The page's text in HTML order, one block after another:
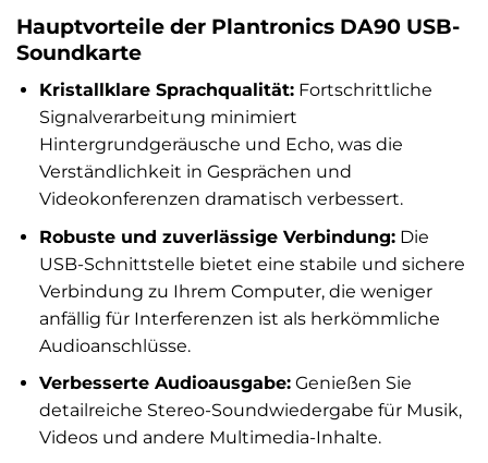
Hauptvorteile der Plantronics DA90 USB-
Soundkarte
Kristallklare Sprachqualität:Fortschrittliche
Signalverarbeitung minimiert
Hintergrundgeräusche und Echo, was die
Verständlichkeit in Gesprächen und
Videokonferenzen dramatisch verbessert.
Robuste und zuverlässige Verbindung:Die
USB-Schnittstelle bietet eine stabile und sichere
Verbindung zu Ihrem Computer, die weniger
anfällig für Interferenzen ist als herkömmliche
Audioanschlüsse.
Verbesserte Audioausgabe:Genießen Sie
detailreiche Stereo-Soundwiedergabe für Musik,
Videos und andere Multimedia-Inhalte.